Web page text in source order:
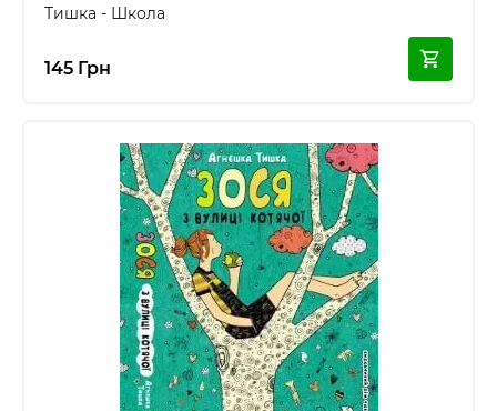
Тишка - Школа
145 Грн